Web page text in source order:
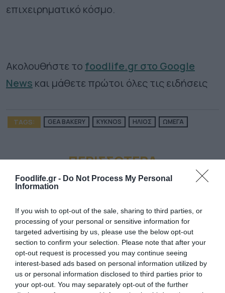
Foodlife.gr - Do Not Process My Personal
Information
If you wish to opt-out of the sale, sharing to third parties, or
processing of your personal or sensitive information for
targeted advertising by us, please use the below opt-out
section to confirm your selection. Please note that after your
opt-out request is processed you may continue seeing
interest-based ads based on personal information utilized by
us or personal information disclosed to third parties prior to
your opt-out. You may separately opt-out of the further
επιχειρηματικό κόσμο.
Ακολουθήστε το foodlife.gr στο Google
News και μάθετε πρώτοι όλες τις ειδήσεις
TAGS: GEA BAKERY KYKNOS ΗΛΙΟΣ ΩΜΕΓΑ
ΠΕΡΙΣΣΟΤΕΡA